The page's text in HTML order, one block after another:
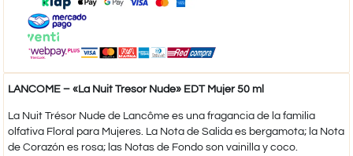
LANCOME – «La Nuit Tresor Nude» EDT Mujer 50 ml
La Nuit Trésor Nude de Lancôme es una fragancia de la familia
olfativa Floral para Mujeres. La Nota de Salida es bergamota; la Nota
de Corazón es rosa; las Notas de Fondo son vainilla y coco.